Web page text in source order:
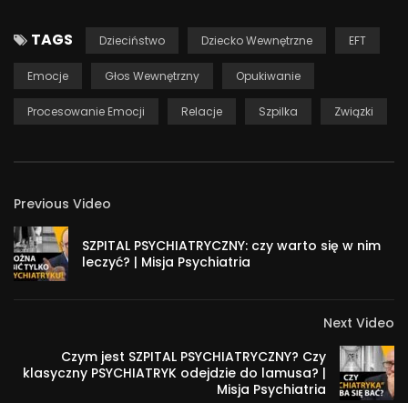
Kontakt:
podcast –
https://open.spotify.com/show/0ptNLmlKKBmFmMXgWAzCvq
facebook – http://www.facebook.com/Magdalena.Szpilka
TAGS Dzieciństwo Dziecko Wewnętrzne EFT
Emocje Głos Wewnętrzny Opukiwanie
Procesowanie Emocji Relacje Szpilka Związki
Previous Video
SZPITAL PSYCHIATRYCZNY: czy warto się w nim
leczyć? | Misja Psychiatria
Next Video
Czym jest SZPITAL PSYCHIATRYCZNY? Czy
klasyczny PSYCHIATRYK odejdzie do lamusa? |
Misja Psychiatria